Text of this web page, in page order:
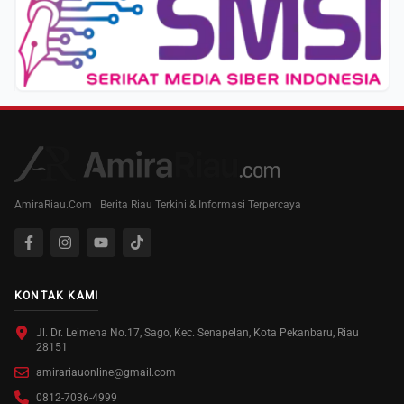
AmiraRiau.Com | Berita Riau Terkini & Informasi Terpercaya
KONTAK KAMI
Jl. Dr. Leimena No.17, Sago, Kec. Senapelan, Kota Pekanbaru, Riau
28151
amirariauonline@gmail.com
0812-7036-4999